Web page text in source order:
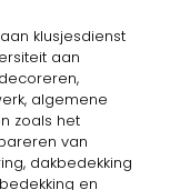
klusjesdienst
aan
algemene
zoals het
van
dakbedekking
en